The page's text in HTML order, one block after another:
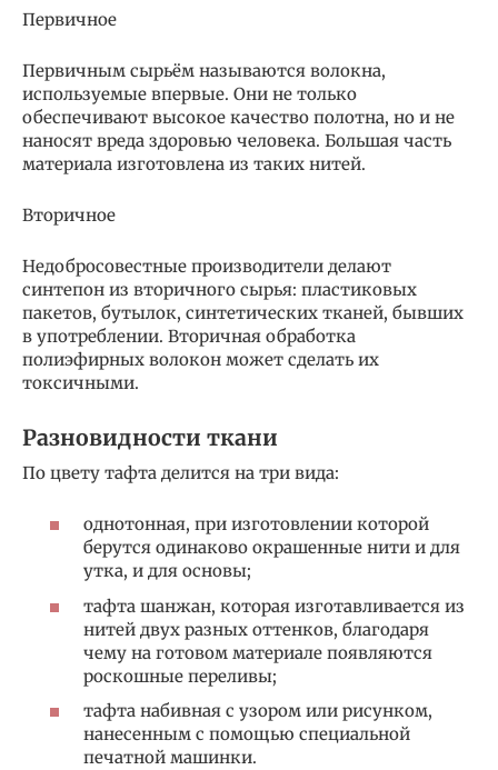
Первичное
Первичным сырьём называются волокна,
используемые впервые. Они не только
обеспечивают высокое качество полотна, но и не
наносят вреда здоровью человека. Большая часть
материала изготовлена из таких нитей.
Вторичное
Недобросовестные производители делают
синтепон из вторичного сырья: пластиковых
пакетов, бутылок, синтетических тканей, бывших
в употреблении. Вторичная обработка
полиэфирных волокон может сделать их
токсичными.
Разновидности ткани
По цвету тафта делится на три вида:
однотонная, при изготовлении которой
берутся одинаково окрашенные нити и для
утка, и для основы;
тафта шанжан, которая изготавливается из
нитей двух разных оттенков, благодаря
чему на готовом материале появляются
роскошные переливы;
тафта набивная с узором или рисунком,
нанесенным с помощью специальной
печатной машинки.